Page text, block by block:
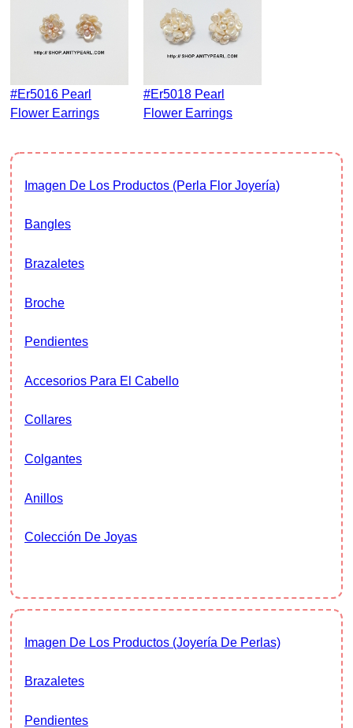
#er5016 Pearl
Flower Earrings
#er5018 Pearl
Flower Earrings
Imagen De Los Productos (Perla Flor Joyería)
Bangles
Brazaletes
Broche
Pendientes
Accesorios Para El Cabello
Collares
Colgantes
Anillos
Colección De Joyas
Imagen De Los Productos (joyería De Perlas)
Brazaletes
Pendientes